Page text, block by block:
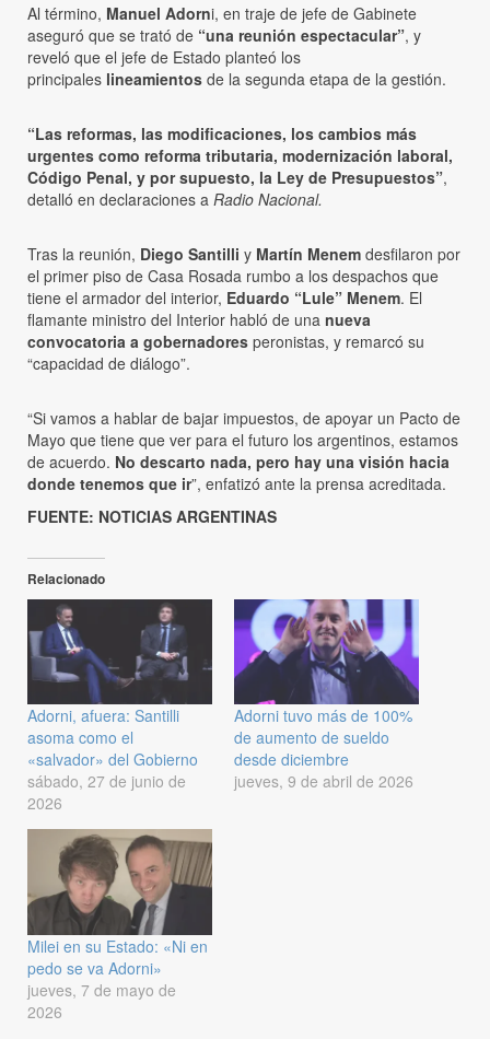
Al término, Manuel Adorni, en traje de jefe de Gabinete
aseguró que se trató de “una reunión espectacular”, y
reveló que el jefe de Estado planteó los
principales lineamientos de la segunda etapa de la gestión.
“Las reformas, las modificaciones, los cambios más
urgentes como reforma tributaria, modernización laboral,
Código Penal, y por supuesto, la Ley de Presupuestos”,
detalló en declaraciones a Radio Nacional.
Tras la reunión, Diego Santilli y Martín Menem desfilaron por
el primer piso de Casa Rosada rumbo a los despachos que
tiene el armador del interior, Eduardo “Lule” Menem. El
flamante ministro del Interior habló de una nueva
convocatoria a gobernadores peronistas, y remarcó su
“capacidad de diálogo”.
“Si vamos a hablar de bajar impuestos, de apoyar un Pacto de
Mayo que tiene que ver para el futuro los argentinos, estamos
de acuerdo. No descarto nada, pero hay una visión hacia
donde tenemos que ir”, enfatizó ante la prensa acreditada.
FUENTE: NOTICIAS ARGENTINAS
Relacionado
Adorni, afuera: Santilli
asoma como el
«salvador» del Gobierno
sábado, 27 de junio de
2026
Adorni tuvo más de 100%
de aumento de sueldo
desde diciembre
jueves, 9 de abril de 2026
Milei en su Estado: «Ni en
pedo se va Adorni»
jueves, 7 de mayo de
2026